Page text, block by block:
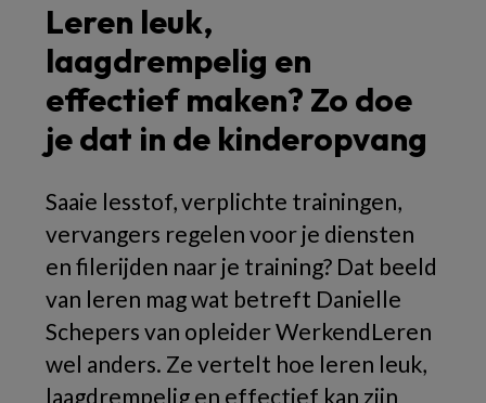
Leren leuk,
laagdrempelig en
effectief maken? Zo doe
je dat in de kinderopvang
Saaie lesstof, verplichte trainingen,
vervangers regelen voor je diensten
en filerijden naar je training? Dat beeld
van leren mag wat betreft Danielle
Schepers van opleider WerkendLeren
wel anders. Ze vertelt hoe leren leuk,
laagdrempelig en effectief kan zijn